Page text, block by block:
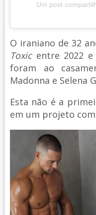
Um post
O iraniano de 32
Toxicentre 2022 e
foram ao
Madonna e Selena
Esta não é a
em um projeto